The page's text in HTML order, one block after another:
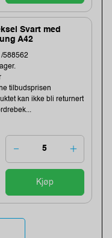
Svart med
A42
/588562
tilbudsprisen
kan ikke bli returnert
Kjøp